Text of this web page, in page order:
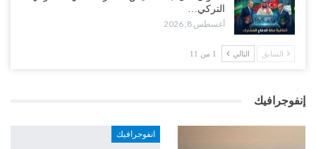
التركي…
أغسطس 8, 2026
السابق التالي 1 من 11
إنفوجرافيك